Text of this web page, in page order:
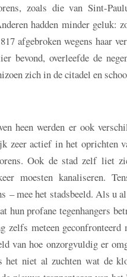
zoals die van Sint-
hadden minder geluk:
afgebroken wegens haar
bevond, overleefde de
zich in de citadel en
heen werden er ook
zeer actief in het oprichten
Ook de stad zelf liet
moesten kanaliseren.
– mee het stadsbeeld. Als u
hun profane tegenhangers
zelfs meteen
van hoe onzorgvuldig er
het niet al zuchten wat de